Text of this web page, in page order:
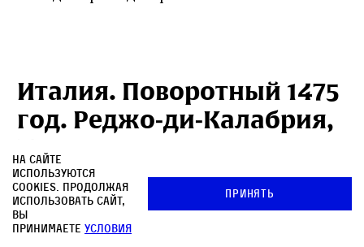
Италия. Поворотный 1475
год. Реджо‑ди‑Калабрия,
Пьове‑ди‑Сакко.
Эслингенские шрифты
Первая датированная еврейская книга
увидела свет на южной границе Апеннинского
На сайте
используются
cookies. Продолжая
использовать сайт,
вы
принимаете условия
Принять